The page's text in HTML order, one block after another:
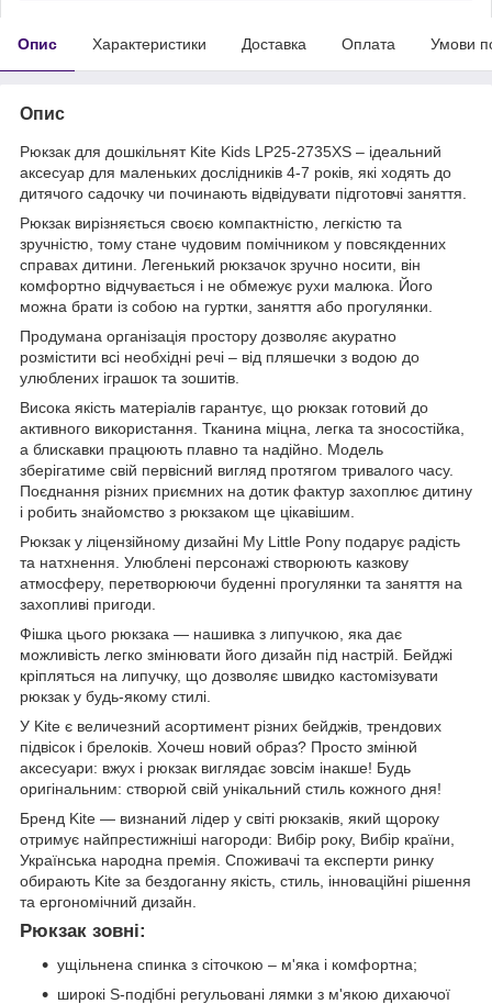
Опис Характеристики Доставка Оплата Умови
Опис
Рюкзак для дошкільнят Kite Kids LP25-2735XS – ідеальний
аксесуар для маленьких дослідників 4-7 років, які ходять до
дитячого садочку чи починають відвідувати підготовчі заняття.
Рюкзак вирізняється своєю компактністю, легкістю та
зручністю, тому стане чудовим помічником у повсякденних
справах дитини. Легенький рюкзачок зручно носити, він
комфортно відчувається і не обмежує рухи малюка. Його
можна брати із собою на гуртки, заняття або прогулянки.
Продумана організація простору дозволяє акуратно
розмістити всі необхідні речі – від пляшечки з водою до
улюблених іграшок та зошитів.
Висока якість матеріалів гарантує, що рюкзак готовий до
активного використання. Тканина міцна, легка та зносостійка,
а блискавки працюють плавно та надійно. Модель
зберігатиме свій первісний вигляд протягом тривалого часу.
Поєднання різних приємних на дотик фактур захоплює дитину
і робить знайомство з рюкзаком ще цікавішим.
Рюкзак у ліцензійному дизайні My Little Pony подарує радість
та натхнення. Улюблені персонажі створюють казкову
атмосферу, перетворюючи буденні прогулянки та заняття на
захопливі пригоди.
Фішка цього рюкзака — нашивка з липучкою, яка дає
можливість легко змінювати його дизайн під настрій. Бейджі
кріпляться на липучку, що дозволяє швидко кастомізувати
рюкзак у будь-якому стилі.
У Kite є величезний асортимент різних бейджів, трендових
підвісок і брелоків. Хочеш новий образ? Просто змінюй
аксесуари: вжух і рюкзак виглядає зовсім інакше! Будь
оригінальним: створюй свій унікальний стиль кожного дня!
Бренд Kite — визнаний лідер у світі рюкзаків, який щороку
отримує найпрестижніші нагороди: Вибір року, Вибір країни,
Українська народна премія. Споживачі та експерти ринку
обирають Kite за бездоганну якість, стиль, інноваційні рішення
та ергономічний дизайн.
Рюкзак зовні:
ущільнена спинка з сіточкою – м'яка і комфортна;
широкі S-подібні регульовані лямки з м'якою дихаючої